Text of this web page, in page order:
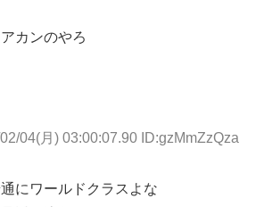
カンのやろ
04(月) 03:00:07.90 ID:gzMmZzQza
にワールドクラスよな